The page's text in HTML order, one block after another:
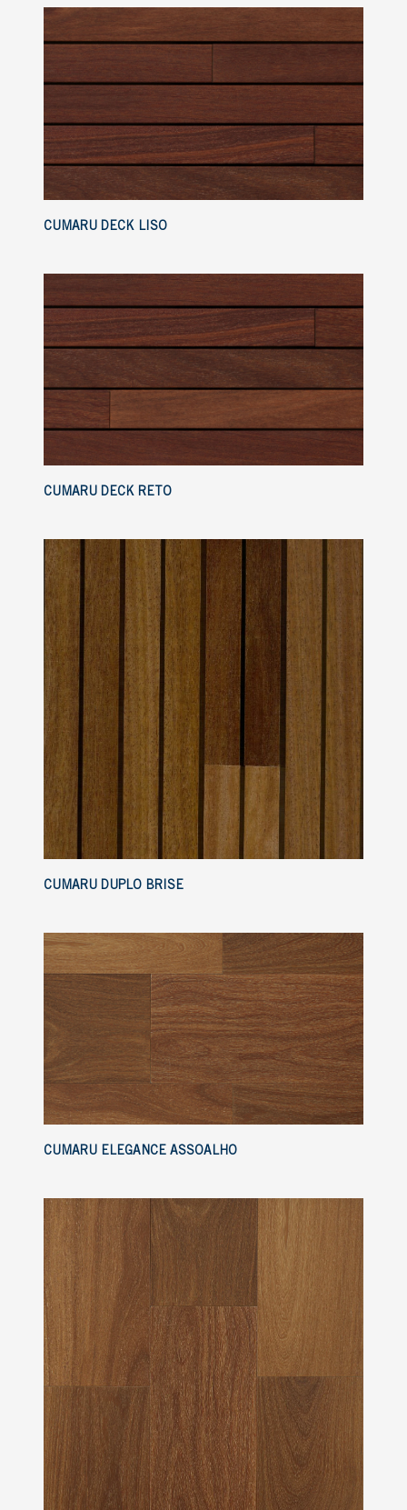
CUMARU DECK LISO
CUMARU DECK RETO
CUMARU DUPLO BRISE
CUMARU ELEGANCE ASSOALHO